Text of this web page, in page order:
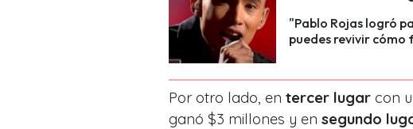
"Pablo Rojas logró
puedes revivir cómo
Por otro lado, en tercer lugar con
ganó $3 millones y en segundo